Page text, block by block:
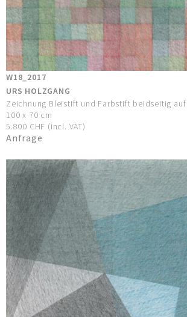
W18_2017
URS HOLZGANG
Zeichnung Bleistift und Farbstift beidseitig
100 x 70 cm
5.800 CHF (incl. VAT)
Anfrage